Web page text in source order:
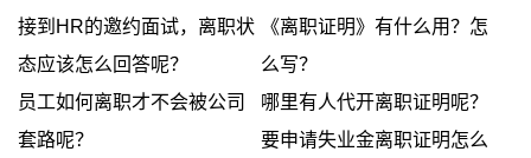
接到HR的邀约面试，离职状
态应该怎么回答呢？
《离职证明》有什么用？怎
么写？
员工如何离职才不会被公司
套路呢？
哪里有人代开离职证明呢？
要申请失业金离职证明怎么